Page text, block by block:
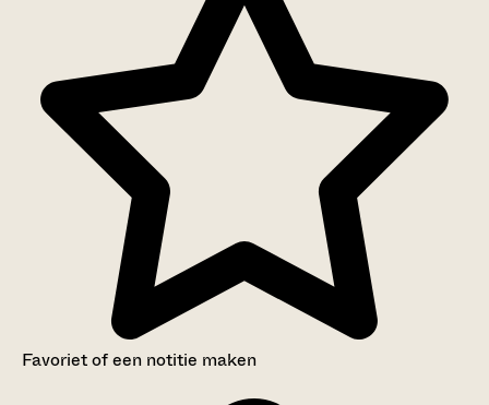
Favoriet of een notitie maken